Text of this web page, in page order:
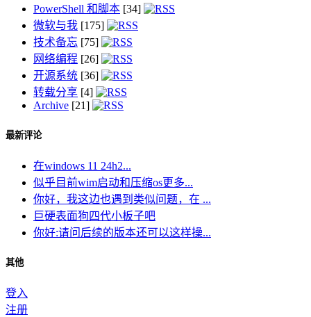
PowerShell 和脚本 [34]
微软与我 [175]
技术备忘 [75]
网络编程 [26]
开源系统 [36]
转载分享 [4]
Archive [21]
最新评论
在windows 11 24h2...
似乎目前wim启动和压缩os更多...
你好，我这边也遇到类似问题，在 ...
巨硬表面狗四代小板子吧
你好:请问后续的版本还可以这样操...
其他
登入
注册